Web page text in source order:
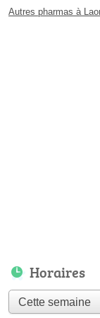
Autres pharmas à
Horaires